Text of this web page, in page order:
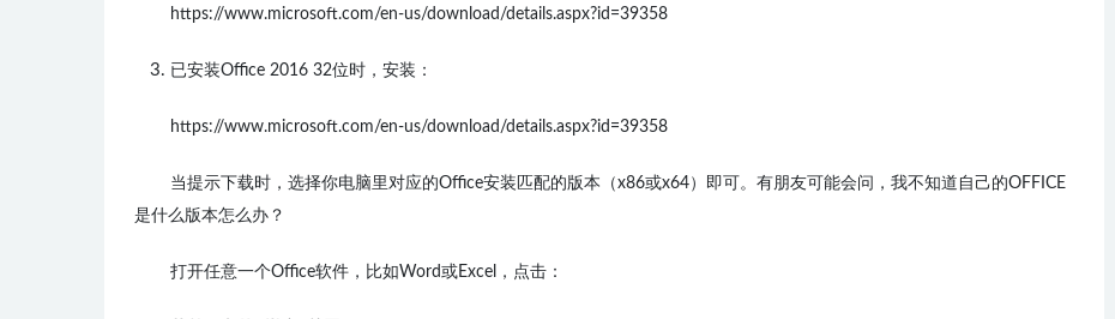
https://www.microsoft.com/en-us/download/details.aspx?id=39358
已安装Office 2016 32位时，安装：
https://www.microsoft.com/en-us/download/details.aspx?id=39358
当提示下载时，选择你电脑里对应的Office安装匹配的版本（x86或x64）即可。有朋友可能会问，我不知道自己的OFFICE
是什么版本怎么办？
打开任意一个Office软件，比如Word或Excel，点击：